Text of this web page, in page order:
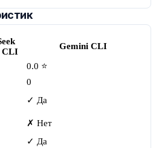
CLI
Gemini CLI
0.0 ⭐
0
✓ Да
✗ Нет
✓ Да